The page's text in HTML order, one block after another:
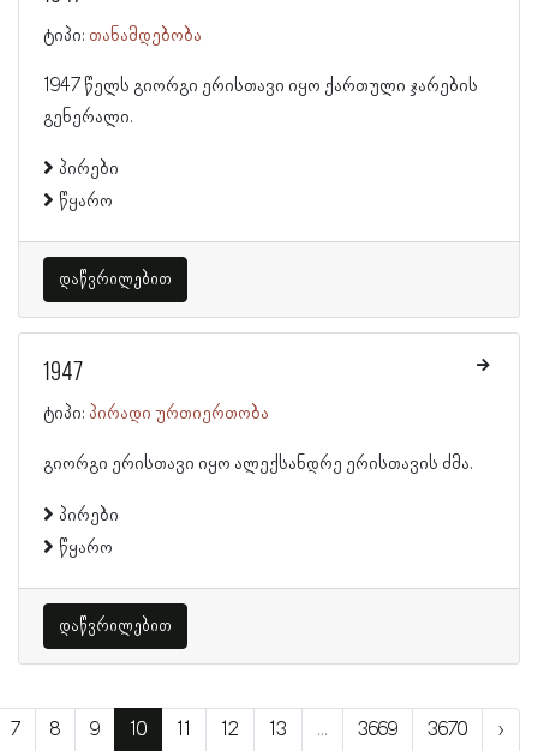
ტიპი: თანამდებობა
1947 წელს გიორგი ერისთავი იყო ქართული ჯარების
გენერალი.
პირები
წყარო
დაწვრილებით
1947
ტიპი: პირადი ურთიერთობა
გიორგი ერისთავი იყო ალექსანდრე ერისთავის ძმა.
პირები
წყარო
დაწვრილებით
7 8 9 10 11 12 13 ... 3669 3670 ›